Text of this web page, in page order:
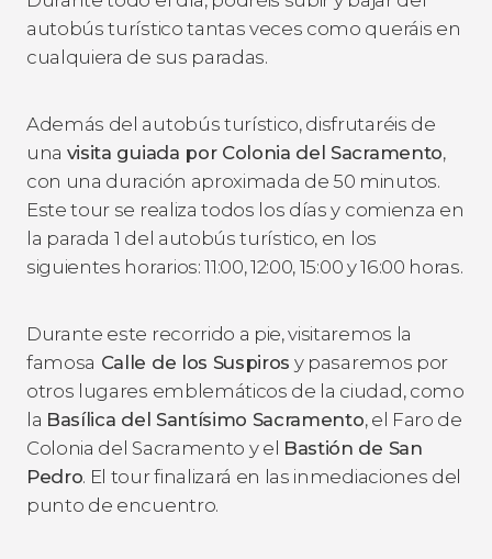
autobús turístico tantas veces como queráis en
cualquiera de sus paradas.
Además del autobús turístico, disfrutaréis de
una visita guiada por Colonia del Sacramento,
con una duración aproximada de 50 minutos.
Este tour se realiza todos los días y comienza en
la parada 1 del autobús turístico, en los
siguientes horarios: 11:00, 12:00, 15:00 y 16:00 horas.
Durante este recorrido a pie, visitaremos la
famosa Calle de los Suspiros y pasaremos por
otros lugares emblemáticos de la ciudad, como
la Basílica del Santísimo Sacramento, el Faro de
Colonia del Sacramento y el Bastión de San
Pedro. El tour finalizará en las inmediaciones del
punto de encuentro.